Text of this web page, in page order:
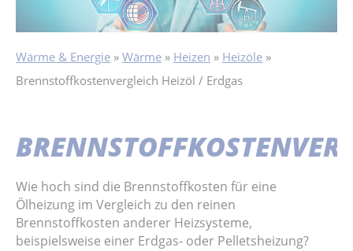
Wärme & Energie Wärme Heizen
Heizöle
Brennstoffkostenvergleich Heizöl / Erdgas
Wie hoch sind die Brennstoffkosten für eine
Ölheizung im Vergleich zu den reinen
Brennstoffkosten anderer Heizsysteme,
beispielsweise einer Erdgas- oder Pelletsheizung?